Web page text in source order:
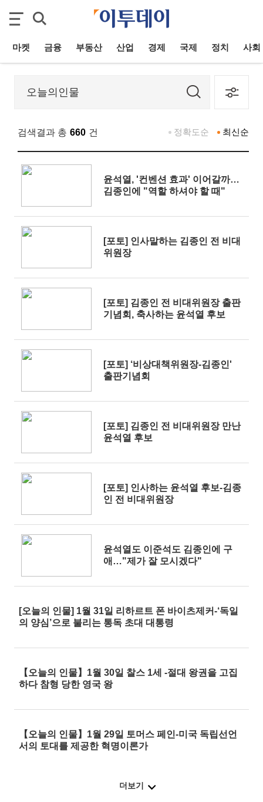
마켓 금융 부동산 산업 경제 국제 정치 사회
검색결과 총 660 건 최신순
정확도순
윤석열, '컨벤션 효과' 이어갈까…
김종인에 "역할 하셔야 할 때"
[포토] 인사말하는 김종인 전 비대
위원장
[포토] 김종인 전 비대위원장 출판
기념회, 축사하는 윤석열 후보
[포토] ‘비상대책위원장-김종인'
출판기념회
[포토] 김종인 전 비대위원장 만난
윤석열 후보
[포토] 인사하는 윤석열 후보-김종
인 전 비대위원장
윤석열도 이준석도 김종인에 구
애…"제가 잘 모시겠다"
[오늘의 인물] 1월 31일 리하르트 폰 바이츠제커-‘독일
의 양심’으로 불리는 통독 초대 대통령
【오늘의 인물】1월 30일 찰스 1세 -절대 왕권을 고집
하다 참형 당한 영국 왕
【오늘의 인물】1월 29일 토머스 페인-미국 독립선언
서의 토대를 제공한 혁명이론가
더보기